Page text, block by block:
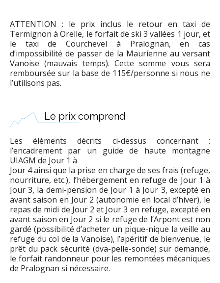
ATTENTION : le prix inclus le retour en taxi de
Termignon à Orelle, le forfait de ski 3 vallées 1 jour, et
le taxi de Courchevel à Pralognan, en cas
d’impossibilité de passer de la Maurienne au versant
Vanoise (mauvais temps). Cette somme vous sera
remboursée sur la base de 115€/personne si nous ne
l’utilisons pas.
Le prix comprend
Les éléments décrits ci-dessus concernant :
l’encadrement par un guide de haute montagne
UIAGM de Jour 1 à
Jour 4 ainsi que la prise en charge de ses frais (refuge,
nourriture, etc.), l’hébergement en refuge de Jour 1 à
Jour 3, la demi-pension de Jour 1 à Jour 3, excepté en
avant saison en Jour 2 (autonomie en local d’hiver), le
repas de midi de Jour 2 et Jour 3 en refuge, excepté en
avant saison en Jour 2 si le refuge de l’Arpont est non
gardé (possibilité d’acheter un pique-nique la veille au
refuge du col de la Vanoise), l’apéritif de bienvenue, le
prêt du pack sécurité (dva-pelle-sonde) sur demande,
le forfait randonneur pour les remontées mécaniques
de Pralognan si nécessaire.